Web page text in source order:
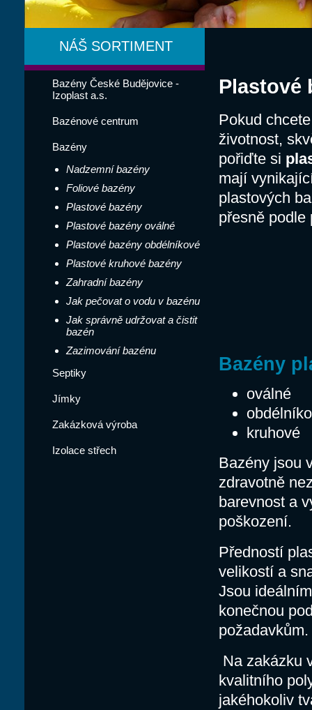
NÁŠ SORTIMENT
Bazény České Budějovice -
Izoplast a.s.
Bazénové centrum
Bazény
Nadzemní bazény
Foliové bazény
Plastové bazény
Plastové bazény oválné
Plastové bazény obdélníkové
Plastové kruhové bazény
Zahradní bazény
Jak pečovat o vodu v bazénu
Jak správně udržovat a čistit
bazén
Zazimování bazénu
Septiky
Jímky
Zakázková výroba
Izolace střech
Plastové
Pokud
životnost,
pořiďte si
mají
plastových
přesně
Bazény
oválné
kruhové
Bazény jsou
zdravotně
barevnost a
poškození.
Předností
velikostí a
Jsou
konečnou
požadavkům.
Na zakázku
kvalitního
jakéhokoliv